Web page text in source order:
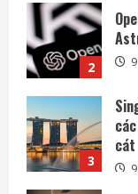
3
cát
4
Mỹ
8